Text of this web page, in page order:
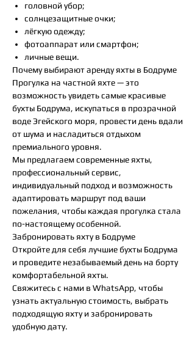
головной убор;
солнцезащитные очки;
лёгкую одежду;
фотоаппарат или смартфон;
личные вещи.
Почему выбирают аренду яхты в Бодруме
Прогулка на частной яхте — это
возможность увидеть самые красивые
бухты Бодрума, искупаться в прозрачной
воде Эгейского моря, провести день вдали
от шума и насладиться отдыхом
премиального уровня.
Мы предлагаем современные яхты,
профессиональный сервис,
индивидуальный подход и возможность
адаптировать маршрут под ваши
пожелания, чтобы каждая прогулка стала
по-настоящему особенной.
Забронировать яхту в Бодруме
Откройте для себя лучшие бухты Бодрума
и проведите незабываемый день на борту
комфортабельной яхты.
Свяжитесь с нами в WhatsApp, чтобы
узнать актуальную стоимость, выбрать
подходящую яхту и забронировать
удобную дату.